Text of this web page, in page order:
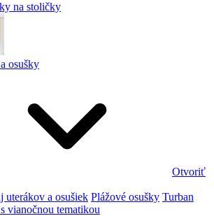
na stoličky
osušky
Otvoriť
uterákov a osušiek Plážové osušky Turban
vianočnou tematikou